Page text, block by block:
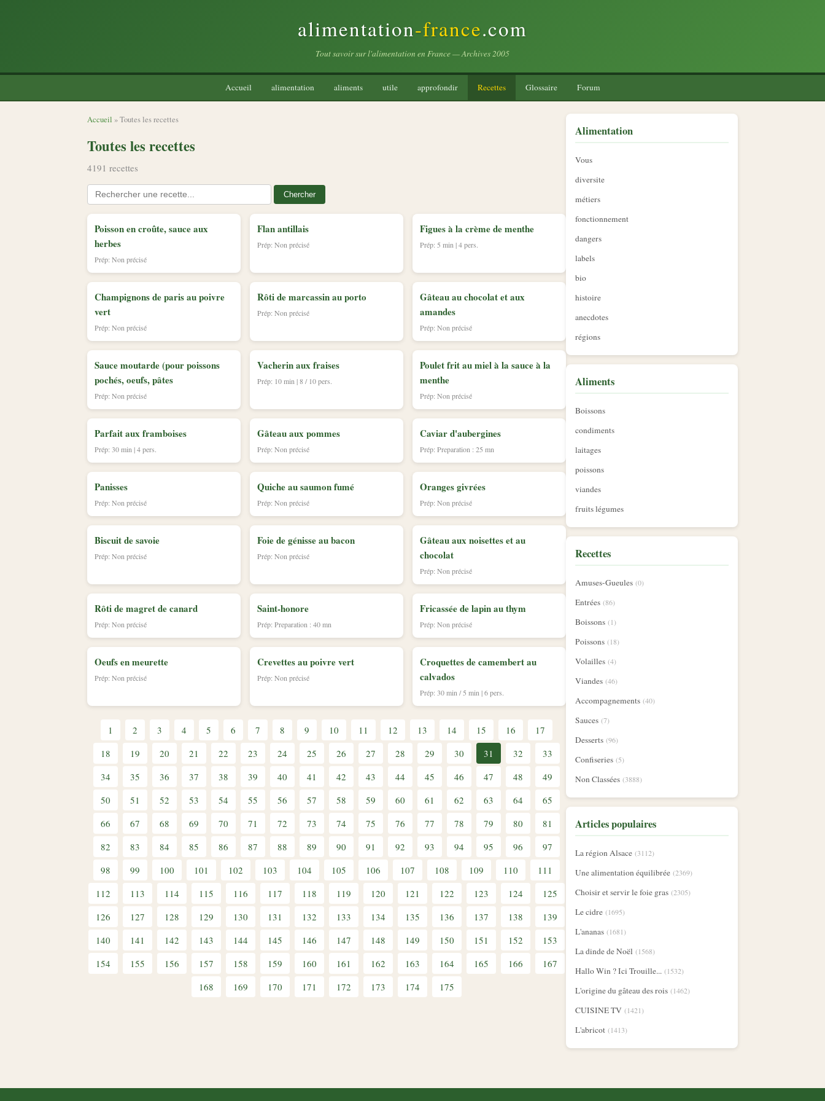
alimentation-france.com
Tout savoir sur l'alimentation en France — Archives 2005
Accueil alimentation aliments utile approfondir Recettes Glossaire Forum
Accueil » Toutes les recettes
Toutes les recettes
4191 recettes
Chercher
Poisson en croûte, sauce aux
herbes
Prép: Non précisé
Flan antillais
Prép: Non précisé
Figues à la crème de menthe
Prép: 5 min | 4 pers.
Champignons de paris au poivre
vert
Prép: Non précisé
Rôti de marcassin au porto
Prép: Non précisé
Gâteau au chocolat et aux
amandes
Prép: Non précisé
Sauce moutarde (pour poissons
pochés, oeufs, pâtes
Prép: Non précisé
Vacherin aux fraises
Prép: 10 min | 8 / 10 pers.
Poulet frit au miel à la sauce à la
menthe
Prép: Non précisé
Parfait aux framboises
Prép: 30 min | 4 pers.
Gâteau aux pommes
Prép: Non précisé
Caviar d'aubergines
Prép: Preparation : 25 mn
Panisses
Prép: Non précisé
Quiche au saumon fumé
Prép: Non précisé
Oranges givrées
Prép: Non précisé
Biscuit de savoie
Prép: Non précisé
Foie de génisse au bacon
Prép: Non précisé
Gâteau aux noisettes et au
chocolat
Prép: Non précisé
Rôti de magret de canard
Prép: Non précisé
Saint-honore
Prép: Preparation : 40 mn
Fricassée de lapin au thym
Prép: Non précisé
Oeufs en meurette
Prép: Non précisé
Crevettes au poivre vert
Prép: Non précisé
Croquettes de camembert au
calvados
Prép: 30 min / 5 min | 6 pers.
1 2 3 4 5 6 7 8 9 10 11 12 13 14 15 16
17
18
19 20 21 22 23 24 25 26 27 28 29 30 31 32
33
34
35 36 37 38 39 40 41 42 43 44 45 46 47 48
49
50
51 52 53 54 55 56 57 58 59 60 61 62 63 64
65
66
67 68 69 70 71 72 73 74 75 76 77 78 79 80
81
82
83 84 85 86 87 88 89 90 91 92 93 94 95 96
97
98
99 100 101 102 103 104 105 106 107 108 109 110
111
112
113 114 115 116 117 118 119 120 121 122 123 124
125
126
127 128 129 130 131 132 133 134 135 136 137 138
139
140
141 142 143 144 145 146 147 148 149 150 151 152
153
154
155 156 157 158 159 160 161 162 163 164 165 166
167
168
169 170 171 172 173 174 175
Alimentation
Vous
diversite
métiers
fonctionnement
dangers
labels
bio
histoire
anecdotes
régions
Aliments
Boissons
condiments
laitages
poissons
viandes
fruits légumes
Recettes
Amuses-Gueules (0)
Entrées (86)
Boissons (1)
Poissons (18)
Volailles (4)
Viandes (46)
Accompagnements (40)
Sauces (7)
Desserts (96)
Confiseries (5)
Non Classées (3888)
Articles populaires
La région Alsace (3112)
Une alimentation équilibrée (2369)
Choisir et servir le foie gras (2305)
Le cidre (1695)
L'ananas (1681)
La dinde de Noël (1568)
Hallo Win ? Ici Trouille... (1532)
L'origine du gâteau des rois (1462)
CUISINE TV (1421)
L'abricot (1413)